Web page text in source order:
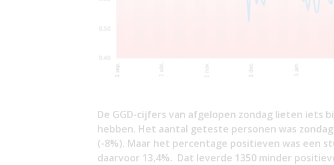
De GGD-cijfers van afgelopen zondag lieten iets
hebben. Het aantal geteste personen was
(-8%). Maar het percentage positieven was een
daarvoor 13,4%. Dat leverde 1350 minder